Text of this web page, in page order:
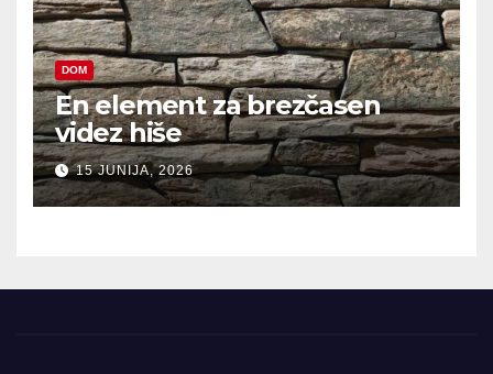
DOM
En element za brezčasen
videz hiše
15 JUNIJA, 2026